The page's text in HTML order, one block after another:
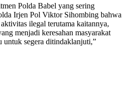
Polda Babel yang sering
Irjen Pol Viktor Sihombing bahwa
ilegal terutama kaitannya,
menjadi keresahan masyarakat
untuk segera ditindaklanjuti,”